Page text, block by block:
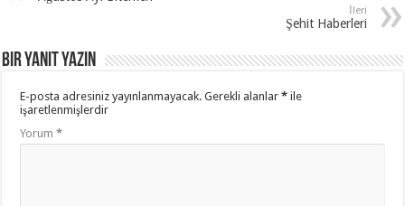
İleri
Şehit Haberleri
Bir yanıt yazın
E-posta adresiniz yayınlanmayacak. Gerekli alanlar* ile
işaretlenmişlerdir
Yorum*